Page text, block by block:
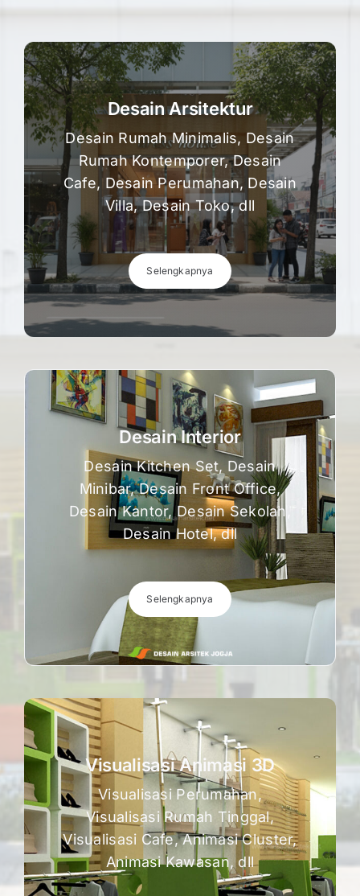
Desain Arsitektur
Desain Rumah Minimalis, Desain
Rumah Kontemporer, Desain
Cafe, Desain Perumahan, Desain
Villa, Desain Toko, dll
Selengkapnya
Desain Interior
Desain Kitchen Set, Desain
Minibar, Desain Front Office,
Desain Kantor, Desain Sekolah,
Desain Hotel, dll
Selengkapnya
Visualisasi Animasi 3D
Visualisasi Perumahan,
Visualisasi Rumah Tinggal,
Visualisasi Cafe, Animasi Cluster,
Animasi Kawasan, dll